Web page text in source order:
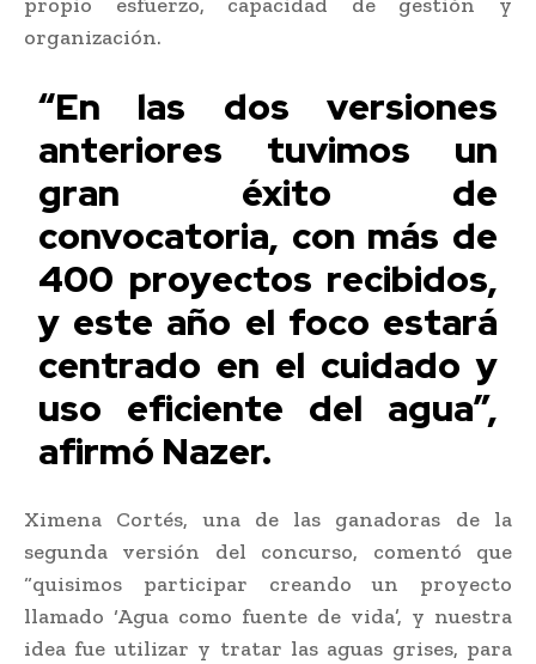
organización.
“En las dos versiones
anteriores tuvimos un
gran éxito de
convocatoria, con más de
400 proyectos recibidos,
y este año el foco estará
centrado en el cuidado y
uso eficiente del agua”,
afirmó Nazer.
Ximena Cortés, una de las ganadoras de la
segunda versión del concurso, comentó que
“quisimos participar creando un proyecto
llamado ‘Agua como fuente de vida’, y nuestra
idea fue utilizar y tratar las aguas grises, para